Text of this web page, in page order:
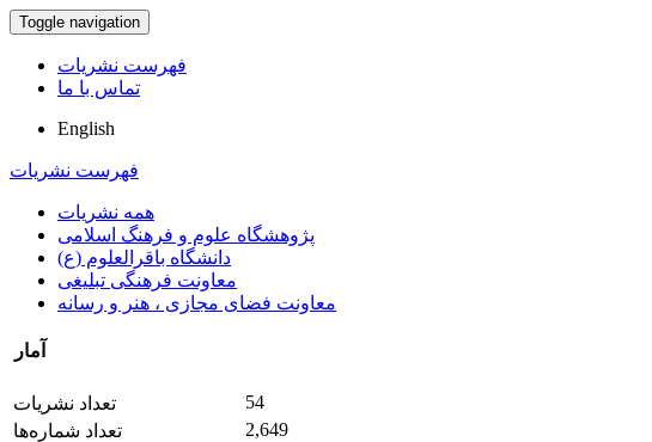
Toggle navigation
فهرست نشریات
تماس با ما
English
فهرست نشریات
همه نشریات
پژوهشگاه علوم و فرهنگ اسلامی
دانشگاه باقرالعلوم (ع)
معاونت فرهنگی تبلیغی
معاونت فضای مجازی ، هنر و رسانه
آمار
تعداد نشریات
54
تعداد شماره‌ها
2,649